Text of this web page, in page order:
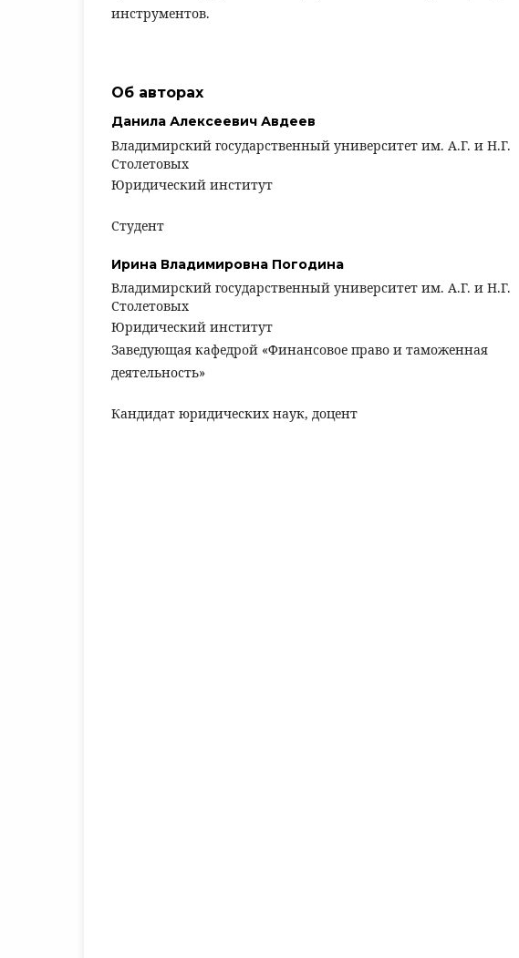
инструментов.
Об авторах
Данила Алексеевич Авдеев
Владимирский государственный университет им. А.Г. и Н.Г.
Столетовых
Юридический институт
Студент
Ирина Владимировна Погодина
Владимирский государственный университет им. А.Г. и Н.Г.
Столетовых
Юридический институт
Заведующая кафедрой «Финансовое право и таможенная
деятельность»
Кандидат юридических наук, доцент